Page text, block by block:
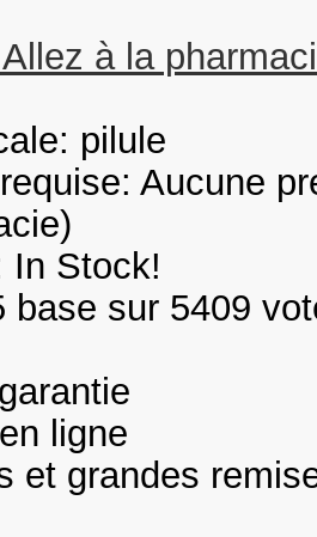
à la
pilule
Aucune
In Stock!
base sur 5409
ligne
et grandes